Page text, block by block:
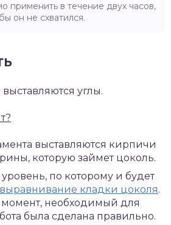
применить в течение двух часов,
он не схватился.
углы.
выставляются кирпичи
которую займет цоколь.
по которому и будет
выравнивание кладки цоколя.
момент, необходимый для
была сделана правильно.